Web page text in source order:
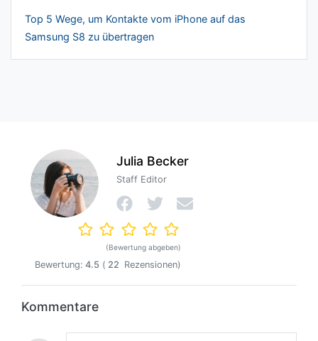
Top 5 Wege, um Kontakte vom iPhone auf das
Samsung S8 zu übertragen
Julia Becker
Staff Editor
(Bewertung abgeben)
Bewertung: 4.5 ( 22 Rezensionen)
Kommentare